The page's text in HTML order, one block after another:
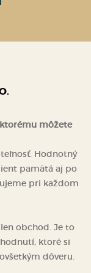
môžete
Hodnotný
pamätá aj po
pri každom
obchod. Je to
ktoré si
dôveru.